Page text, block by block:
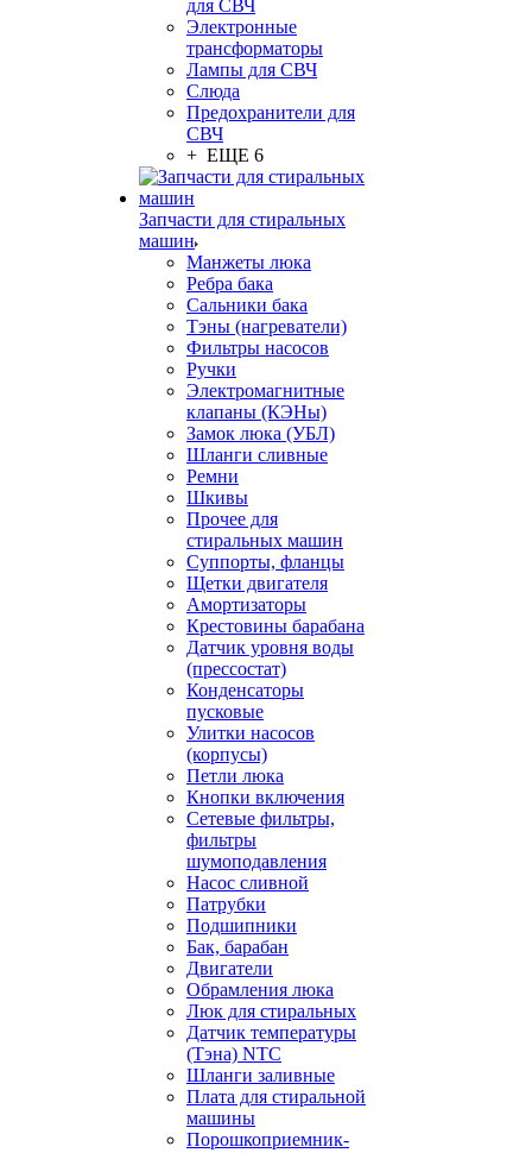
для СВЧ
Электронные
трансформаторы
Лампы для СВЧ
Слюда
Предохранители для
СВЧ
+ ЕЩЕ 6
Запчасти для стиральных
машин
Манжеты люка
Ребра бака
Сальники бака
Тэны (нагреватели)
Фильтры насосов
Ручки
Электромагнитные
клапаны (КЭНы)
Замок люка (УБЛ)
Шланги сливные
Ремни
Шкивы
Прочее для
стиральных машин
Суппорты, фланцы
Щетки двигателя
Амортизаторы
Крестовины барабана
Датчик уровня воды
(прессостат)
Конденсаторы
пусковые
Улитки насосов
(корпусы)
Петли люка
Кнопки включения
Сетевые фильтры,
фильтры
шумоподавления
Насос сливной
Патрубки
Подшипники
Бак, барабан
Двигатели
Обрамления люка
Люк для стиральных
Датчик температуры
(Тэна) NTC
Шланги заливные
Плата для стиральной
машины
Порошкоприемник-